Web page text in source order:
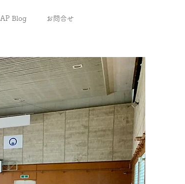
AP Blog お問合せ